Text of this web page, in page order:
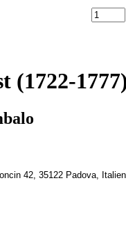
(1722-
42, 35122 Padova,